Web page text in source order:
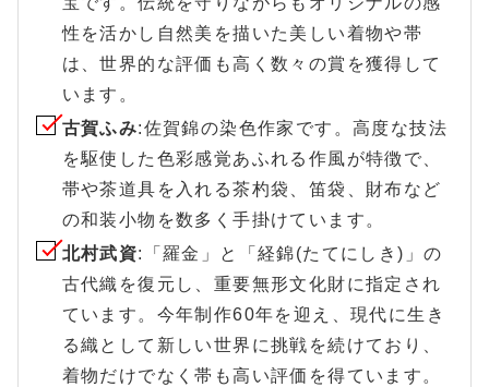
性を活かし自然美を描いた美しい着物や帯
は、世界的な評価も高く数々の賞を獲得して
います。
古賀ふみ:佐賀錦の染色作家です。高度な技法
を駆使した色彩感覚あふれる作風が特徴で、
帯や茶道具を入れる茶杓袋、笛袋、財布など
の和装小物を数多く手掛けています。
北村武資:「羅金」と「経錦(たてにしき)」の
古代織を復元し、重要無形文化財に指定され
ています。今年制作60年を迎え、現代に生き
る織として新しい世界に挑戦を続けており、
着物だけでなく帯も高い評価を得ています。